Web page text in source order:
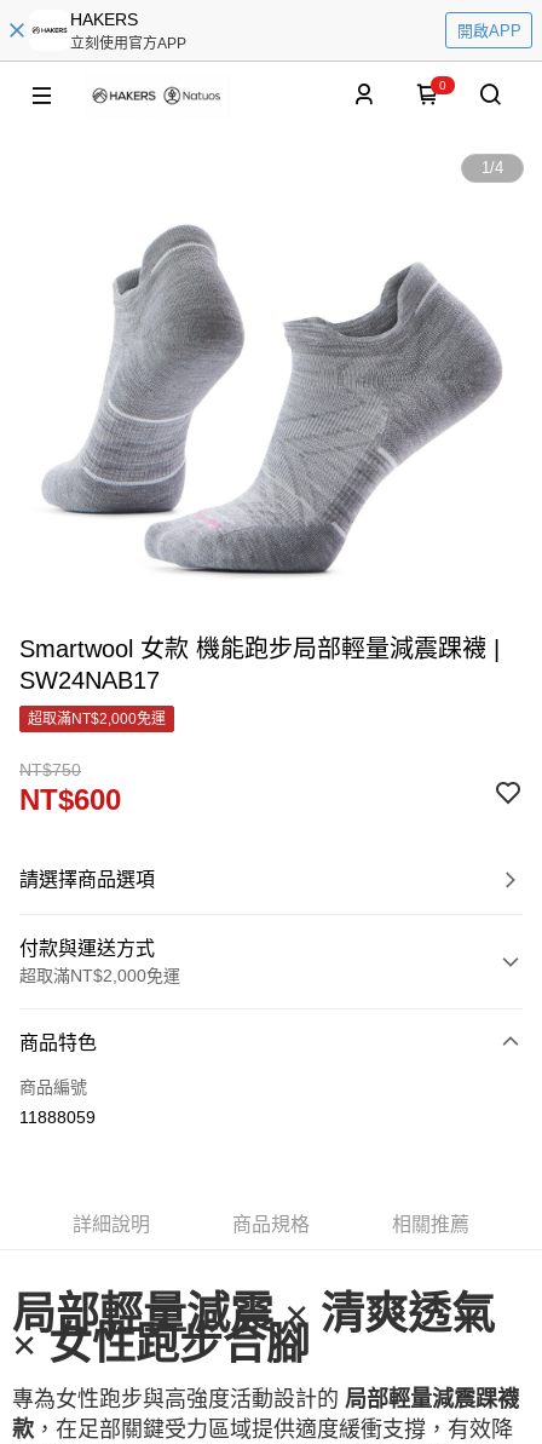
HAKERS
立刻使用官方APP
開啟APP
0
1/4
Smartwool 女款 機能跑步局部輕量減震踝襪 |
SW24NAB17
超取滿NT$2,000免運
NT$750
NT$600
請選擇商品選項
付款與運送方式
超取滿NT$2,000免運
信用卡一次付款
LINE Pay
運送方式
每筆NT$100
商品特色
商品編號
11888059
詳細說明 商品規格 相關推薦
局部輕量減震 × 清爽透氣
× 女性跑步合腳
專為女性跑步與高強度活動設計的 局部輕量減震踝襪
款 ，在足部關鍵受力區域提供適度緩衝支撐，有效降